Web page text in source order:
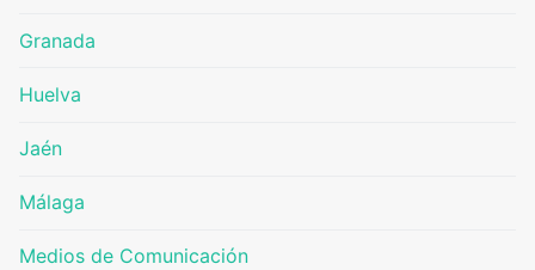
Granada
Huelva
Jaén
Málaga
Medios de Comunicación